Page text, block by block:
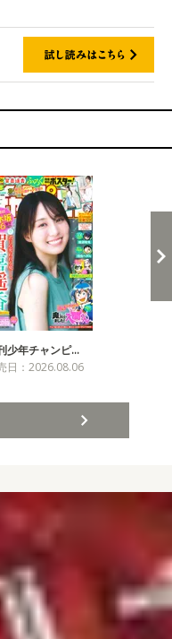
少年チャンピ…
日：2026.08.06